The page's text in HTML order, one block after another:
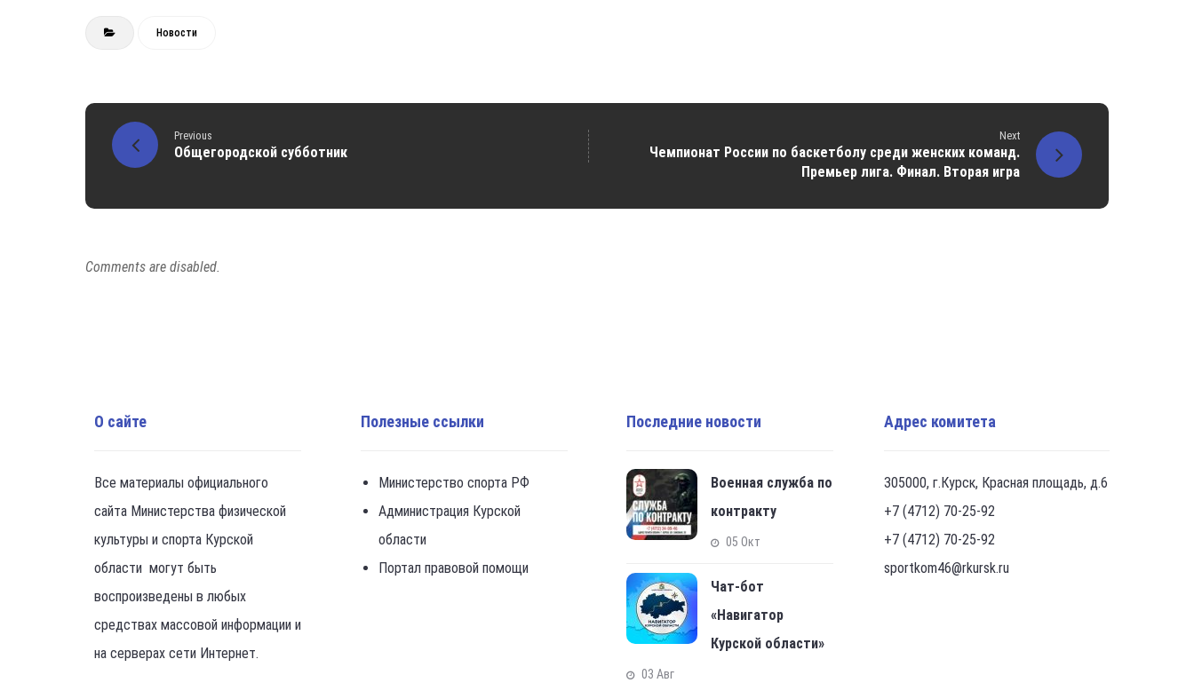
Новости
Previous
Общегородской субботник
Next
Чемпионат России по баскетболу среди женских команд.
Премьер лига. Финал. Вторая игра
Comments are disabled.
О сайте
Все материалы официального
сайта Министерства физической
культуры и спорта Курской
области могут быть
воспроизведены в любых
средствах массовой информации и
на серверах сети Интернет.
Полезные ссылки
Министерство спорта РФ
Администрация Курской
области
Портал правовой помощи
Последние новости
Военная служба по
контракту
05 Окт
Чат-бот
«Навигатор
Курской области»
03 Авг
Адрес комитета
305000, г.Курск, Красная площадь, д.6
+7 (4712) 70-25-92
+7 (4712) 70-25-92
sportkom46@rkursk.ru